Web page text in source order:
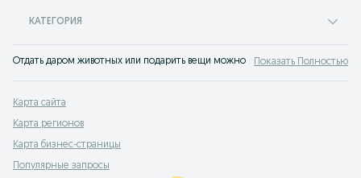
КАТЕГОРИЯ
Отдать даром животных или подарить вещи можно на OLX - сайте
Показать Полностью
Карта сайта
Карта регионов
Карта бизнес-страницы
Популярные запросы